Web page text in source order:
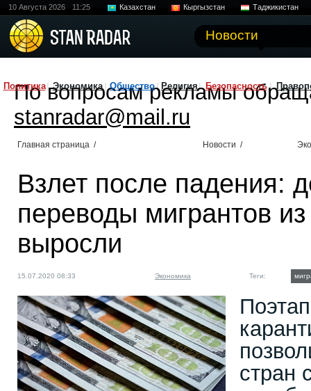
10 Августа 2026 11:25 Казахстан Кыргызстан Таджикистан
Новости
Политика Экономика Общество Религия Безопасность
По вопросам рекламы
stanradar@mail.ru
Главная страница / Новости /
Взлет после падения:
переводы мигрантов
выросли
15.07.2020 08:33 Экономика Теги:
стран